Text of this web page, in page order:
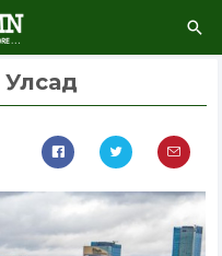
Улсад